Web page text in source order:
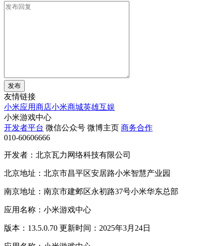
发布
友情链接
小米应用商店小米商城英雄互娱
小米游戏中心
开发者平台 微信公众号 微博主页 商务合作
010-60606666
开发者：北京瓦力网络科技有限公司
北京地址：北京市昌平区安居路小米智慧产业园
南京地址：南京市建邺区永初路37号小米华东总部
应用名称：小米游戏中心
版本：13.5.0.70 更新时间：2025年3月24日